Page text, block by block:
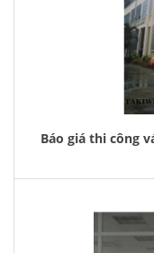
Báo giá thi công